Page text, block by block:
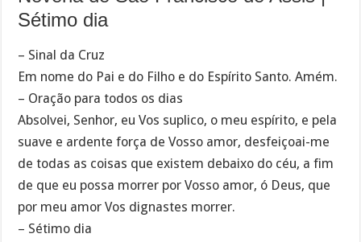
Sétimo dia
– Sinal da Cruz
Em nome do Pai e do Filho e do Espírito Santo. Amém.
– Oração para todos os dias
Absolvei, Senhor, eu Vos suplico, o meu espírito, e pela
suave e ardente força de Vosso amor, desfeiçoai-me
de todas as coisas que existem debaixo do céu, a fim
de que eu possa morrer por Vosso amor, ó Deus, que
por meu amor Vos dignastes morrer.
– Sétimo dia